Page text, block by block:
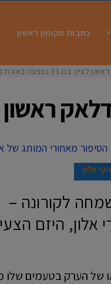
כתבות מקומון ראשון
באורח בינוני ברחוב ירושלים
ראשון
אלון
לקורונה –
אלון, היזם
או של הערק בטעמים שלו